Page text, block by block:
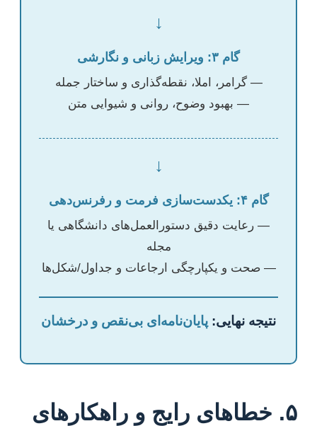
↓
گام ۳: ویرایش زبانی و نگارشی
— گرامر، املا، نقطه‌گذاری و ساختار جمله
— بهبود وضوح، روانی و شیوایی متن
↓
گام ۴: یکدست‌سازی فرمت و رفرنس‌دهی
— رعایت دقیق دستورالعمل‌های دانشگاهی یا
مجله
— صحت و یکپارچگی ارجاعات و جداول/شکل‌ها
نتیجه نهایی: پایان‌نامه‌ای بی‌نقص و درخشان
۵. خطاهای رایج و راهکارهای